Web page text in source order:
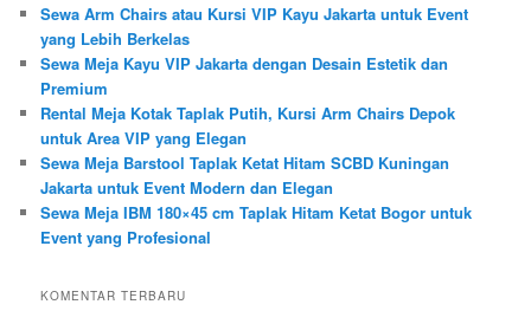
Sewa Arm Chairs atau Kursi VIP Kayu Jakarta untuk Event
yang Lebih Berkelas
Sewa Meja Kayu VIP Jakarta dengan Desain Estetik dan
Premium
Rental Meja Kotak Taplak Putih, Kursi Arm Chairs Depok
untuk Area VIP yang Elegan
Sewa Meja Barstool Taplak Ketat Hitam SCBD Kuningan
Jakarta untuk Event Modern dan Elegan
Sewa Meja IBM 180×45 cm Taplak Hitam Ketat Bogor untuk
Event yang Profesional
KOMENTAR TERBARU